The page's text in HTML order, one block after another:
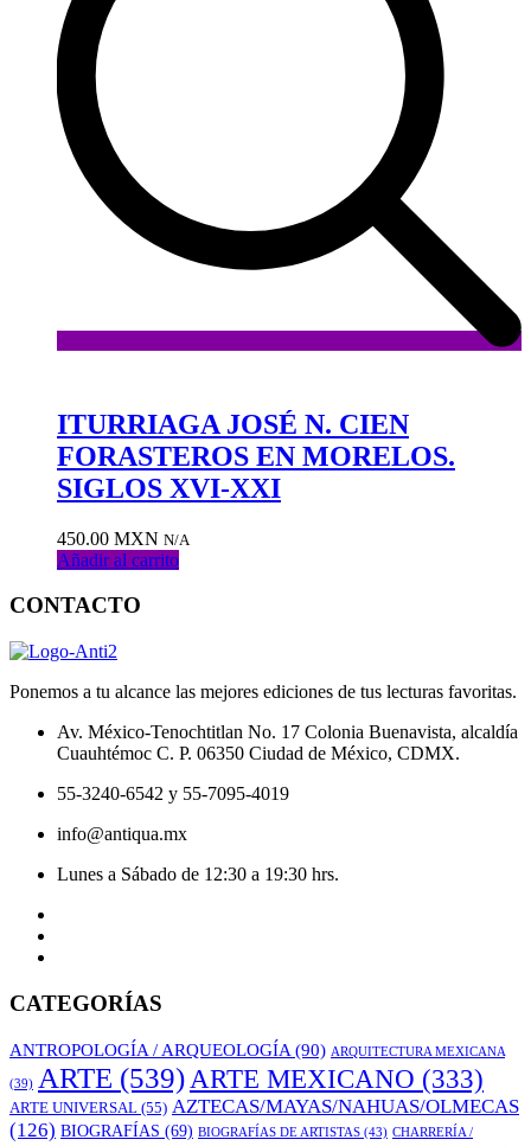
la
lista
de
ITURRIAGA JOSÉ N. CIEN
FORASTEROS EN MORELOS.
SIGLOS XVI-XXI
450.00 MXN N/A
Añadir al carrito
CONTACTO
Ponemos a tu alcance las mejores ediciones de tus lecturas favoritas.
Av. México-Tenochtitlan No. 17 Colonia Buenavista, alcaldía
Cuauhtémoc C. P. 06350 Ciudad de México, CDMX.
55-3240-6542 y 55-7095-4019
info@antiqua.mx
Lunes a Sábado de 12:30 a 19:30 hrs.
CATEGORÍAS
ANTROPOLOGÍA / ARQUEOLOGÍA (90) ARQUITECTURA MEXICANA
(39) ARTE (539) ARTE MEXICANO (333)
ARTE UNIVERSAL (55) AZTECAS/MAYAS/NAHUAS/OLMECAS
(126) BIOGRAFÍAS (69) BIOGRAFÍAS DE ARTISTAS (43) CHARRERÍA /